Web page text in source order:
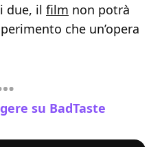
due, il film non potrà
che un’opera
su BadTaste